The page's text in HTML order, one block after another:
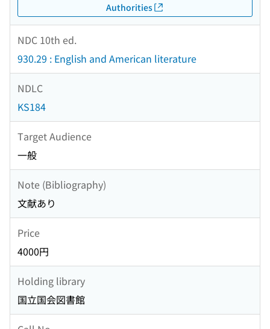
Authorities
NDC 10th ed.
930.29 : English and American literature
NDLC
KS184
Target Audience
一般
Note (Bibliography)
文献あり
Price
4000円
Holding library
国立国会図書館